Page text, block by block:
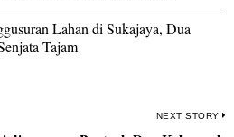
Lahan di Sukajaya, Dua
Tajam
NEXT STORY